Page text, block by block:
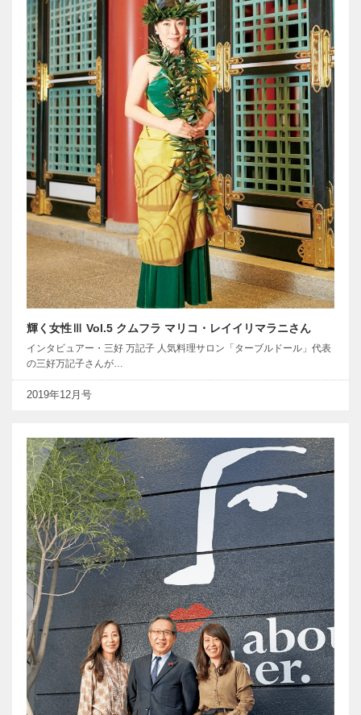
輝く女性Ⅲ Vol.5 クムフラ マリコ・レイイリマラニさん
インタビュアー・三好 万記子 人気料理サロン「ターブルドール」代表
の三好万記子さんが…
2019年12月号